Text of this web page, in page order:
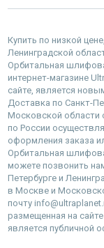
Купить по низкой
Ленинградской
Орбитальная
интернет-магазине
сайте, является
Доставка по Санкт-
Московской области
по России
оформления заказа
Орбитальная
можете позвонить
Петербурге и
в Москве и
почту
размещенная на
является публичной